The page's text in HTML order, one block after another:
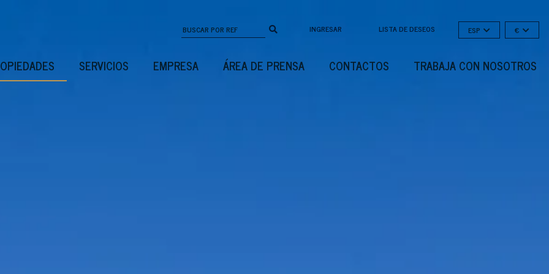
INGRESAR LISTA DE DESEOS ESP €
SERVICIOS EMPRESA ÁREA DE PRENSA CONTACTOS TRABAJA CON NOSOTROS